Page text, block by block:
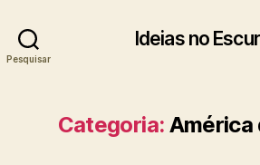
Pesquisar
Ideias no
Categoria: América